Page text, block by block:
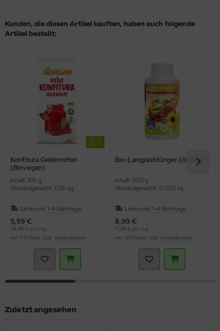
Kunden, die diesen Artikel kauften, haben auch folgende
Artikel bestellt:
Konfitura Geliermittel
(Biovegan)
Inhalt: 100 g
Versandgewicht: 0,110 kg
Lieferzeit: 1-4 Werktage
5,99 €
59,90 € pro 1 kg
inkl. 7 % MwSt. zzgl. Versandkosten
Bio-Langzeitdünger (ökohum)
Inhalt: 500 g
Versandgewicht: 0,500 kg
Lieferzeit: 1-4 Werktage
8,99 €
17,98 € pro 1 kg
inkl. 19 % MwSt. zzgl. Versandkosten
Zuletzt angesehen